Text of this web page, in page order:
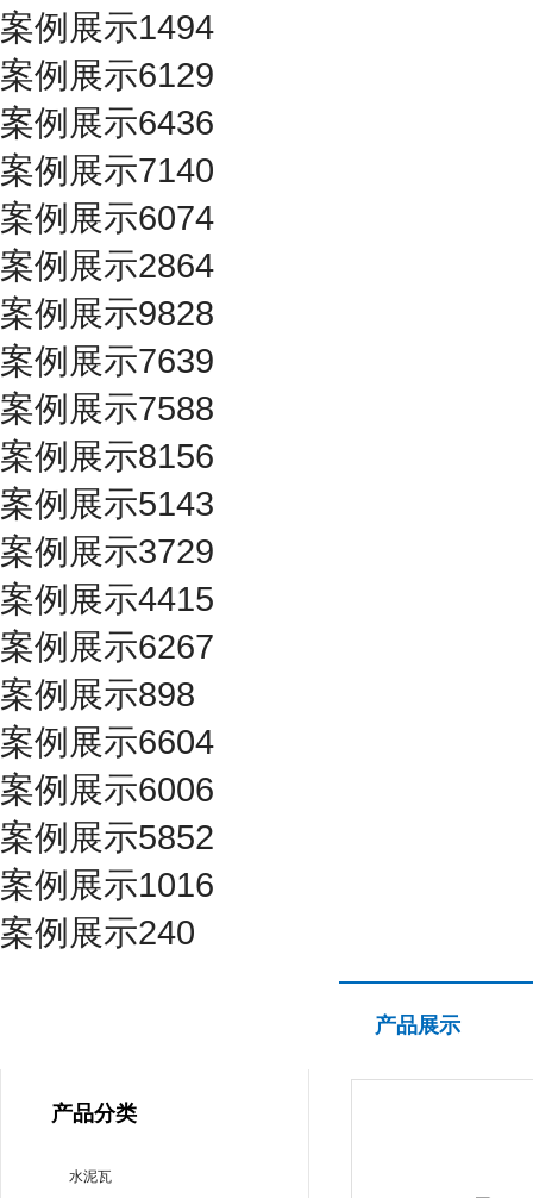
案例展示1494
案例展示6129
案例展示6436
案例展示7140
案例展示6074
案例展示2864
案例展示9828
案例展示7639
案例展示7588
案例展示8156
案例展示5143
案例展示3729
案例展示4415
案例展示6267
案例展示898
案例展示6604
案例展示6006
案例展示5852
案例展示1016
案例展示240
产品分类
水泥瓦
产品展示